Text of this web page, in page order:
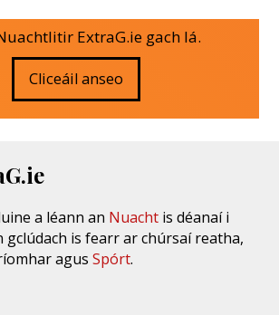
ExtraG.ie gach lá.
Cliceáil anseo
a léann an Nuacht is déanaí i
gclúdach is fearr ar chúrsaí reatha,
agusSpórt.